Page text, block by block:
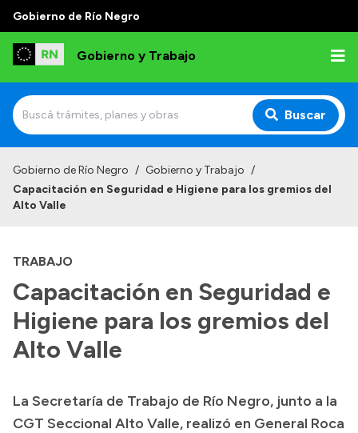
Gobierno de Río Negro
Gobierno y Trabajo
Buscar
Institucional
Autoridades, Áreas y Organismos
Delegaciones
Normativa
Presupuesto
Gobierno de Río Negro / Gobierno y Trabajo /
Capacitación en Seguridad e Higiene para los gremios del
Alto Valle
TRABAJO
Capacitación en Seguridad e
Higiene para los gremios del
Alto Valle
La Secretaría de Trabajo de Río Negro, junto a la
CGT Seccional Alto Valle, realizó en General Roca